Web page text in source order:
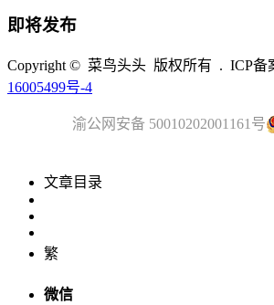
即将发布
Copyright © 菜鸟头头 版权所有 . ICP备
16005499号-4
渝公网安备 50010202001161号
文章目录
繁
微信